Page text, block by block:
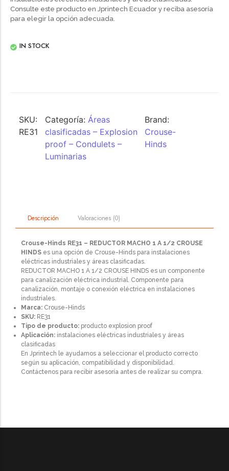
Consulte este producto en Jprintech Ecuador y reciba asesoría
para elegir la opción adecuada.
IN STOCK
SKU:
RE31
Categoría: Áreas
clasificadas – Explosion
proof – Condulets –
Luminarias
Brand:
Crouse-
Hinds
Descripción Valoraciones (0)
Crouse-Hinds RE31 – REDUCTOR MACHO 1 A 1/2 CROUSE
HINDS es una opción de Crouse-Hinds para instalaciones
eléctricas industriales y áreas clasificadas.
REDUCTOR MACHO 1 A 1/2 CROUSE HINDS es un componente
para canalización eléctrica industrial. Componente para
canalización, montaje o conexión eléctrica en instalaciones
industriales.
Marca: Crouse-Hinds
SKU: RE31
Tipo de producto: producto explosion proof
Aplicación: instalaciones eléctricas industriales y áreas
clasificadas
En Jprintech le ayudamos a seleccionar el producto correcto
según su aplicación, compatibilidad y disponibilidad.
Contáctenos para recibir asesoría antes de realizar su compra.